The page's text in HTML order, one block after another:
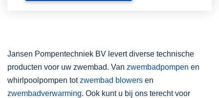
Jansen Pompentechniek BV levert diverse technische
producten voor uw zwembad. Van zwembadpompen en
whirlpoolpompen totzwembad blowers en
zwembadverwarming. Ook kunt u bij ons terecht voor